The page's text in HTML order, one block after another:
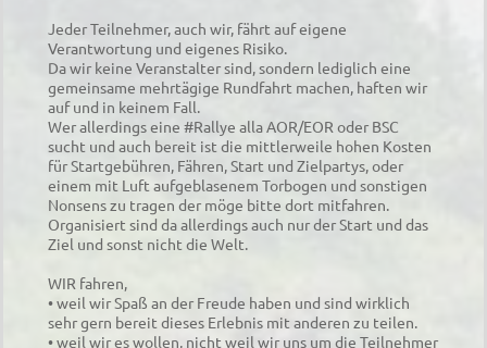
Jeder Teilnehmer, auch wir, fährt auf eigene
Verantwortung und eigenes Risiko.
Da wir keine Veranstalter sind, sondern lediglich eine
gemeinsame mehrtägige Rundfahrt machen, haften wir
auf und in keinem Fall.
Wer allerdings eine #Rallye alla AOR/EOR oder BSC
sucht und auch bereit ist die mittlerweile hohen Kosten
für Startgebühren, Fähren, Start und Zielpartys, oder
einem mit Luft aufgeblasenem Torbogen und sonstigen
Nonsens zu tragen der möge bitte dort mitfahren.
Organisiert sind da allerdings auch nur der Start und das
Ziel und sonst nicht die Welt.
WIR fahren,
• weil wir Spaß an der Freude haben und sind wirklich
sehr gern bereit dieses Erlebnis mit anderen zu teilen.
• weil wir es wollen, nicht weil wir uns um die Teilnehmer